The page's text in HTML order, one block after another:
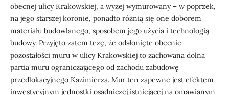
obecnej ulicy Krakowskiej, a wyżej wymurowany – w poprzek,
na jego starszej koronie, ponadto różnią się one doborem
materiału budowlanego, sposobem jego użycia i technologią
budowy. Przyjęto zatem tezę, że odsłonięte obecnie
pozostałości muru w ulicy Krakowskiej to zachowana dolna
partia muru ograniczającego od zachodu zabudowę
przedlokacyjnego Kazimierza. Mur ten zapewne jest efektem
inwestycyjnym jednostki osadniczej istniejącej na omawianym